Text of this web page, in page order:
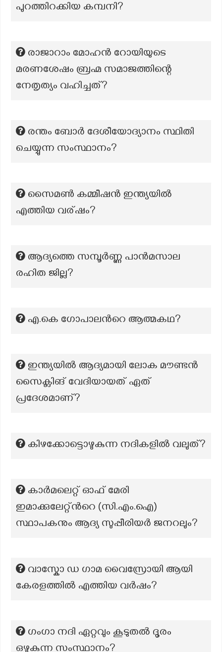
പുറത്തിറക്കിയ കമ്പനി?
രാജാറാം മോഹൻ റോയിയുടെ
മരണശേഷം ബ്രഹ്മ സമാജത്തിന്റെ
നേതൃത്യം വഹിച്ചത്?
രന്തം ബോർ ദേശീയോദ്യാനം സ്ഥിതി
ചെയ്യുന്ന സംസ്ഥാനം?
സൈമണ്‍ കമ്മീഷന്‍ ഇന്ത്യയില്‍
എത്തിയ വര്ഷം?
ആദ്യത്തെ സമ്പൂർണ്ണ പാൻമസാല
രഹിത ജില്ല?
എ.കെ ഗോപാലന്‍റെ ആത്മകഥ?
ഇന്ത്യയിൽ ആദ്യമായി ലോക മൗണ്ടൻ
സൈക്ലിങ് വേദിയായത് ഏത്
പ്രദേശമാണ്?
കിഴക്കോട്ടൊഴുകുന്ന നദികളില്‍ വലുത്?
കാര്‍‍മലെറ്റ് ഓഫ് മേരി
ഇമാക്കുലേറ്റ്ന്‍റെ (സി.എം.ഐ)
സ്ഥാപകനും ആദ്യ സുപ്പീരിയര്‍ ജനറലും?
വാസ്കോ ഡ ഗാമ വൈസ്രോയി ആയി
കേരളത്തിൽ എത്തിയ വർഷം?
ഗംഗാ നദി ഏറ്റവും കൂടുതല്‍ ദൂരം